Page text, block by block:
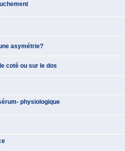
asymétrie?
coté ou sur le dos
physiologique